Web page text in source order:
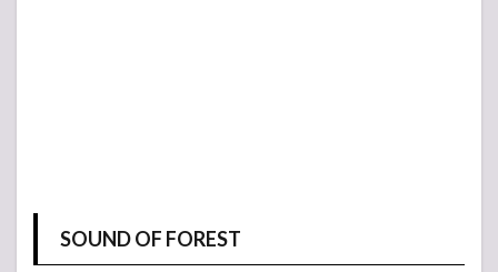
SOUND OF FOREST